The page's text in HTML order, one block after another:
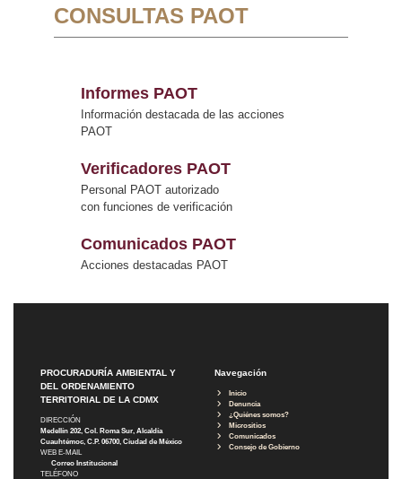
CONSULTAS PAOT
Informes PAOT
Información destacada de las acciones
PAOT
Verificadores PAOT
Personal PAOT autorizado
con funciones de verificación
Comunicados PAOT
Acciones destacadas PAOT
PROCURADURÍA AMBIENTAL Y
DEL ORDENAMIENTO
TERRITORIAL DE LA CDMX
DIRECCIÓN
Medellín 202, Col. Roma Sur, Alcaldía
Cuauhtémoc, C.P. 06700, Ciudad de México
WEB E-MAIL
Correo Institucional
TELÉFONO
Navegación
Inicio
Denuncia
¿Quiénes somos?
Micrositios
Comunicados
Consejo de Gobierno